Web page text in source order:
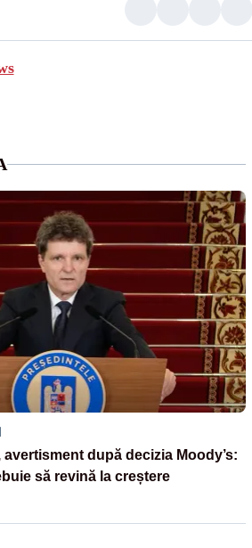
avertisment după decizia Moody’s:
să revină la creștere